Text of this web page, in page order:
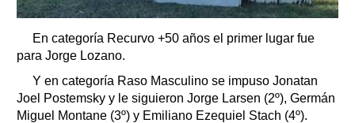
En categoría Recurvo +50 años el primer lugar fue
para Jorge Lozano.
Y en categoría Raso Masculino se impuso Jonatan
Joel Postemsky y le siguieron Jorge Larsen (2º), Germán
Miguel Montane (3º) y Emiliano Ezequiel Stach (4º).